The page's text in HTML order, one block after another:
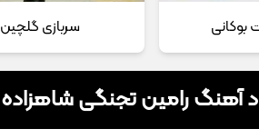
بوکانی سربازی گلچین
آهنگ رامین تجنگی شاهزاده